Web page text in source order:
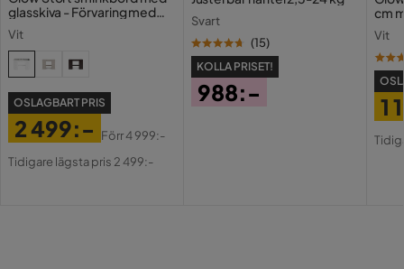
glasskiva - Förvaring med
Vit
OSLAGBART PRIS
Pris
2 499:-
Original
Förr4 999:-
Tidigare lägsta pris 2 499:-
Svart
(15)
KOLLA PRISET!
988:-
cm
Vit
1